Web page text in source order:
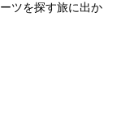
ツを探す旅に出か